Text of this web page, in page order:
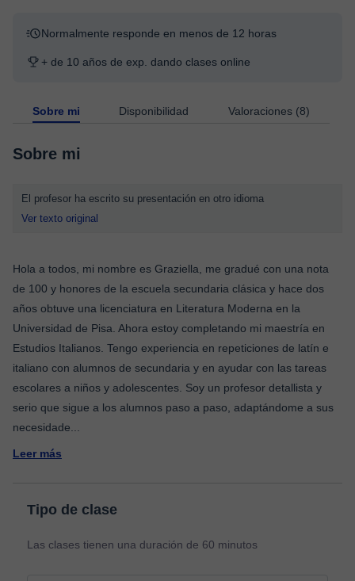
Normalmente responde en menos de 12 horas
+ de 10 años de exp. dando clases online
Sobre mi Disponibilidad Valoraciones (8)
Sobre mi
El profesor ha escrito su presentación en otro idioma
Ver texto original
Hola a todos, mi nombre es Graziella, me gradué con una nota
de 100 y honores de la escuela secundaria clásica y hace dos
años obtuve una licenciatura en Literatura Moderna en la
Universidad de Pisa. Ahora estoy completando mi maestría en
Estudios Italianos. Tengo experiencia en repeticiones de latín e
italiano con alumnos de secundaria y en ayudar con las tareas
escolares a niños y adolescentes. Soy un profesor detallista y
serio que sigue a los alumnos paso a paso, adaptándome a sus
necesidade
Leer más
Tipo de clase
Las clases tienen una duración de 60 minutos